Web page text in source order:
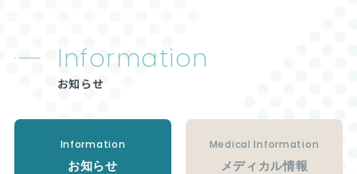
Information
お知らせ
Information
お知らせ
Medical Information
メディカル情報